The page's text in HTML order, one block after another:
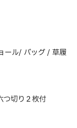
ール/ バッグ / 草履
つ切り２枚付